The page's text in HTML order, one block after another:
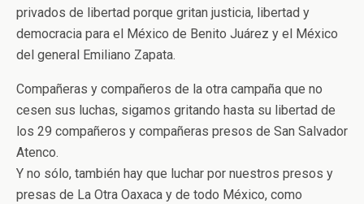
privados de libertad porque gritan justicia, libertad y
democracia para el México de Benito Juárez y el México
del general Emiliano Zapata.
Compañeras y compañeros de la otra campaña que no
cesen sus luchas, sigamos gritando hasta su libertad de
los 29 compañeros y compañeras presos de San Salvador
Atenco.
Y no sólo, también hay que luchar por nuestros presos y
presas de La Otra Oaxaca y de todo México, como